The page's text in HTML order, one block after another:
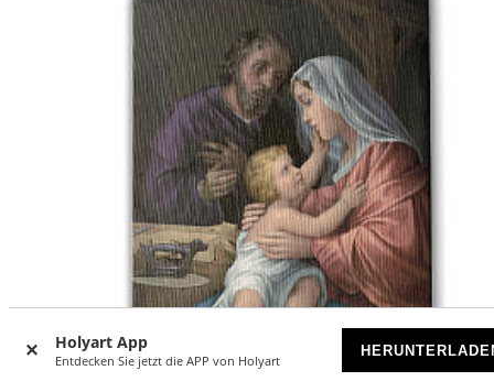
Holyart App
Entdecken Sie jetzt die APP von Holyart